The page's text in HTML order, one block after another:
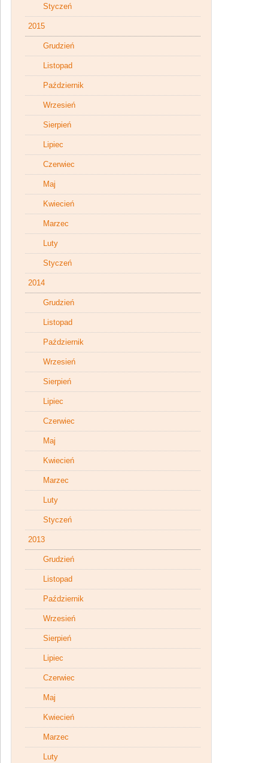
Styczeń
2015
Grudzień
Listopad
Październik
Wrzesień
Sierpień
Lipiec
Czerwiec
Maj
Kwiecień
Marzec
Luty
Styczeń
2014
Grudzień
Listopad
Październik
Wrzesień
Sierpień
Lipiec
Czerwiec
Maj
Kwiecień
Marzec
Luty
Styczeń
2013
Grudzień
Listopad
Październik
Wrzesień
Sierpień
Lipiec
Czerwiec
Maj
Kwiecień
Marzec
Luty